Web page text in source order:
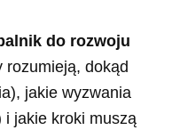
do rozwoju
rozumieją, dokąd
jakie wyzwania
i jakie kroki muszą